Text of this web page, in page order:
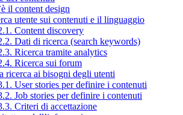
il content design
utente sui contenuti e il linguaggio
Content discovery
Dati di ricerca (search keywords)
Ricerca tramite analytics
Ricerca sui forum
ricerca ai bisogni degli utenti
User stories per definire i contenuti
Job stories per definire i contenuti
Criteri di accettazione